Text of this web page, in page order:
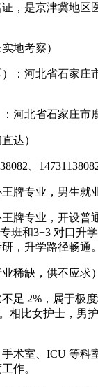
，是京津冀地区
地考察）
：河北省石家庄
河北省石家庄市
达）
、
牌专业，男生就
牌专业，开设普
班和3+3 对口升
，升学路径畅通。
稀缺，供不应求）
足 2%，属于极
相比女护士，男
术室、ICU 等科
作。